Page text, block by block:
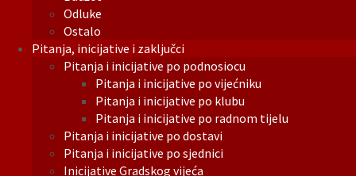
Odluke
Ostalo
Pitanja, inicijative i zaključci
Pitanja i inicijative po podnosiocu
Pitanja i inicijative po vijećniku
Pitanja i inicijative po klubu
Pitanja i inicijative po radnom tijelu
Pitanja i inicijative po dostavi
Pitanja i inicijative po sjednici
Inicijative Gradskog vijeća